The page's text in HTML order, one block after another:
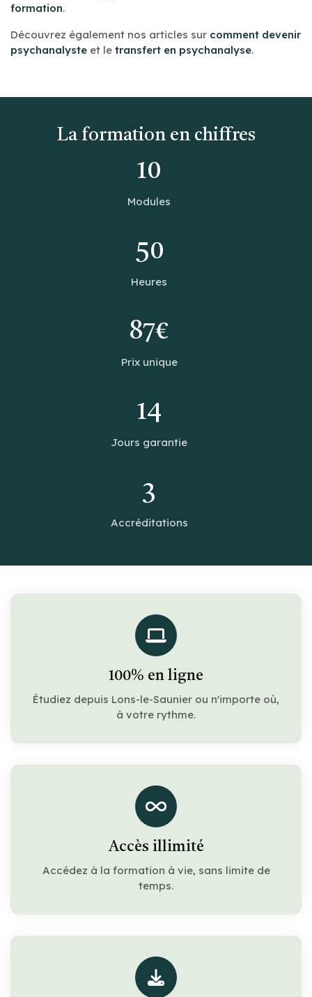
formation.
Découvrez également nos articles sur comment devenir
psychanalyste et le transfert en psychanalyse.
La formation en chiffres
10
Modules
50
Heures
87€
Prix unique
14
Jours garantie
3
Accréditations
100% en ligne
Étudiez depuis Lons-le-Saunier ou n'importe où,
à votre rythme.
Accès illimité
Accédez à la formation à vie, sans limite de
temps.